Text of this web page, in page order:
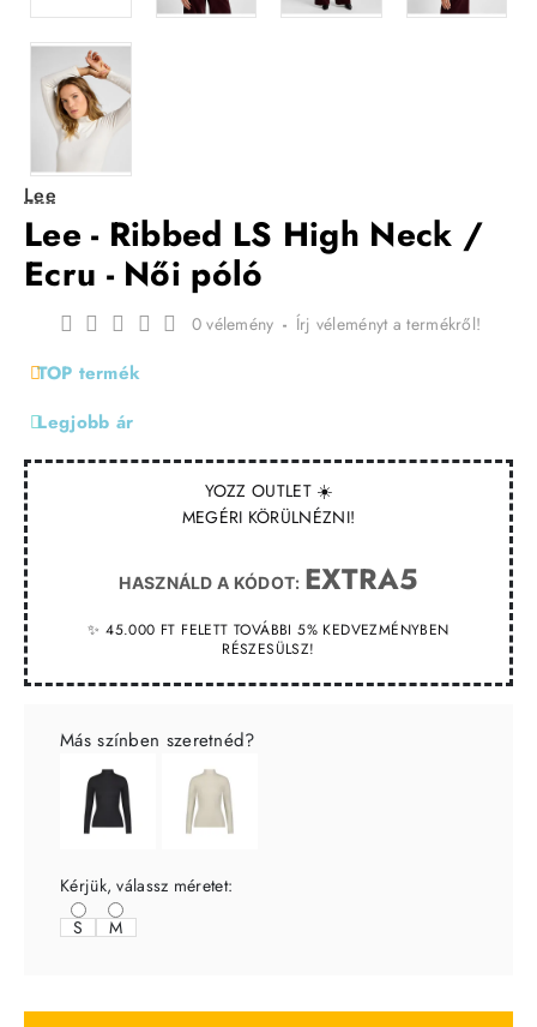
Lee
Lee - Ribbed LS High Neck /
Ecru - Női póló
YOZZ OUTLET ☀️
MEGÉRI KÖRÜLNÉZNI!
HASZNÁLD A KÓDOT: EXTRA5
✨ 45.000 FT FELETT TOVÁBBI 5% KEDVEZMÉNYBEN
RÉSZESÜLSZ!
TOP termék
Legjobb ár
0 vélemény - Írj véleményt a termékről!
Más színben szeretnéd?
Kérjük, válassz méretet:
S
M